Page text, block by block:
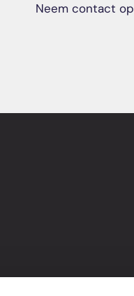
Neem contact